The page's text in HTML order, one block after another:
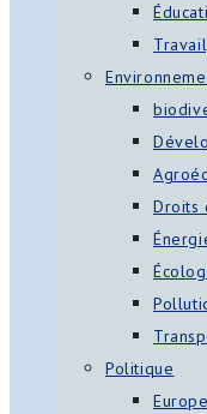
Droits
Politique
Europe